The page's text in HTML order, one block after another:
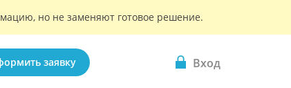
но не заменяют готовое решение.
заявку Вход